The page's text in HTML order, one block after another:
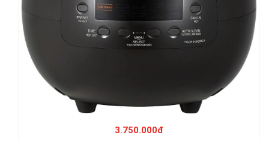
3.750.000đ
Nồi cơm cao tần Cuckoo 0.54 lít CRP-T0310FGW, nhập Hàn